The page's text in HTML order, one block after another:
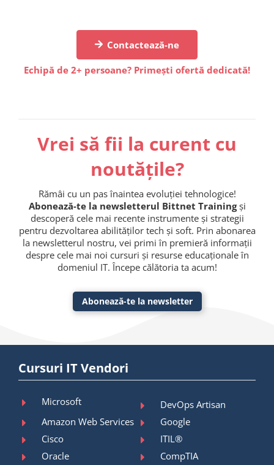
Contactează-ne
Echipă de 2+ persoane? Primești ofertă dedicată!
Vrei să fii la curent cu
noutățile?
Rămâi cu un pas înaintea evoluției tehnologice!
Abonează-te la newsletterul Bittnet Trainingși
descoperă cele mai recente instrumente și strategii
pentru dezvoltarea abilităților tech și soft. Prin abonarea
la newsletterul nostru, vei primi în premieră informații
despre cele mai noi cursuri și resurse educaționale în
domeniul IT. Începe călătoria ta acum!
Abonează-te la newsletter
Cursuri IT Vendori
Microsoft
DevOps Artisan
Amazon Web Services
Google
Cisco
ITIL®
Oracle
CompTIA